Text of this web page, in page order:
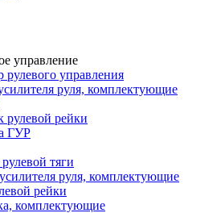
управление
рулевого управления
руля, комплектующие
рулевой рейки
ГУР
тяги
руля, комплектующие
рейки
комплектующие